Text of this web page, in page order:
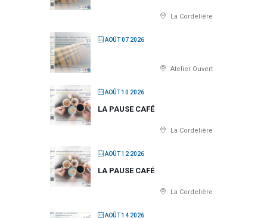
La Cordelière
AOÛT 07 2026
Atelier Ouvert
AOÛT 10 2026
LA PAUSE CAFÉ
La Cordelière
AOÛT 12 2026
LA PAUSE CAFÉ
La Cordelière
AOÛT 14 2026